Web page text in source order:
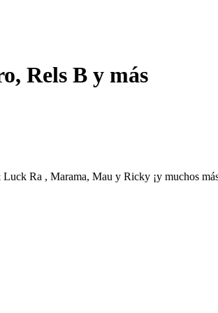
Rels B y más
Ra , Marama, Mau y Ricky ¡y muchos